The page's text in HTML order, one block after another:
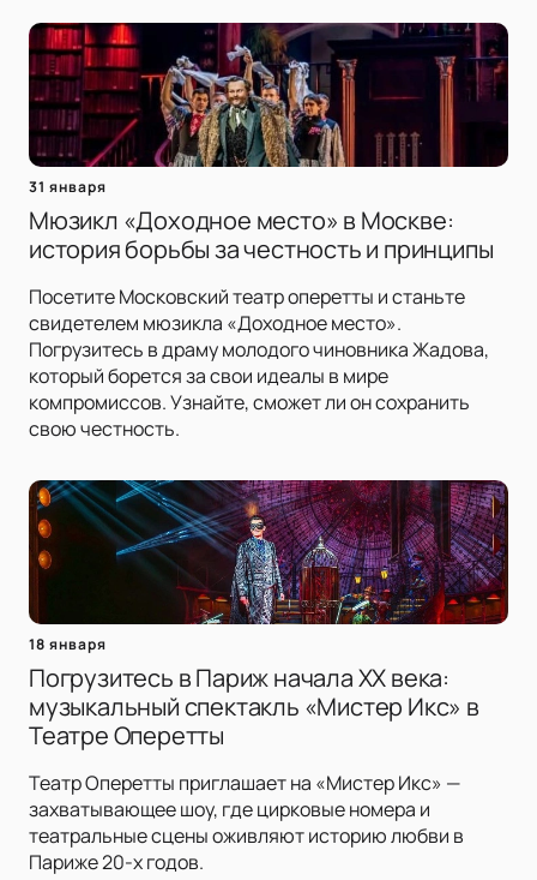
31 января
Мюзикл «Доходное место» в Москве:
история борьбы за честность и принципы
Посетите Московский театр оперетты и станьте
свидетелем мюзикла «Доходное место».
Погрузитесь в драму молодого чиновника Жадова,
который борется за свои идеалы в мире
компромиссов. Узнайте, сможет ли он сохранить
свою честность.
18 января
Погрузитесь в Париж начала XX века:
музыкальный спектакль «Мистер Икс» в
Театре Оперетты
Театр Оперетты приглашает на «Мистер Икс» —
захватывающее шоу, где цирковые номера и
театральные сцены оживляют историю любви в
Париже 20-х годов.